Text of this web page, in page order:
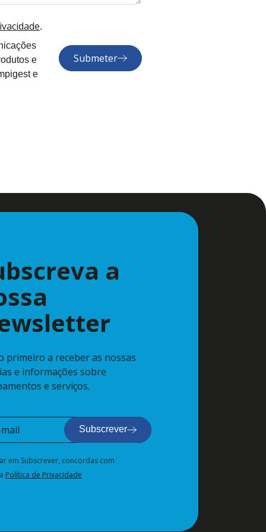
.
e
e
Submeter
a
primeiro a receber as nossas
e informações sobre
e serviços.
Subscrever
em Subscrever, concordas com
Política de Privacidade